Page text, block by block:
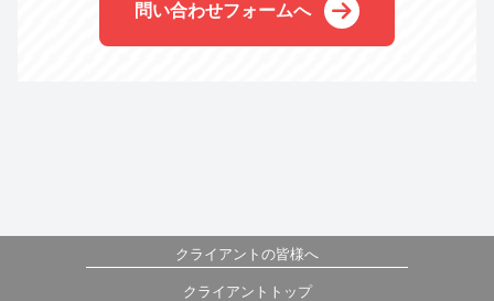
問い合わせフォームへ
クライアントの皆様へ
クライアントトップ